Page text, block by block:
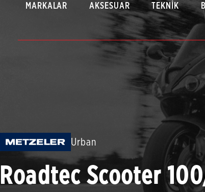
MARKALAR AKSESUAR TEKNIK
Urban
Roadtec Scooter